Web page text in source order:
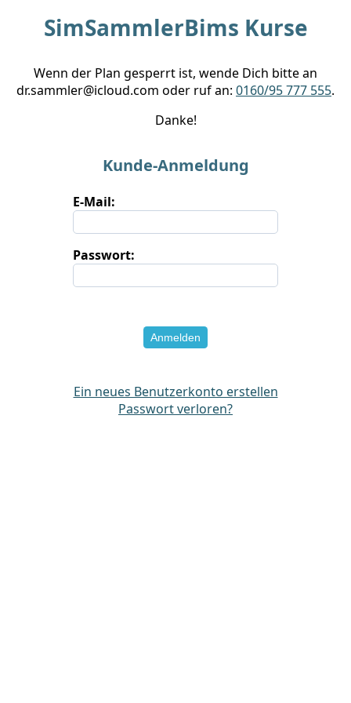
SimSammlerBims Kurse
Wenn der Plan gesperrt ist, wende Dich bitte an
dr.sammler@icloud.com oder ruf an: 0160/95 777 555.
Danke!
Kunde-Anmeldung
E-Mail:
Passwort:
Anmelden
Ein neues Benutzerkonto erstellen
Passwort verloren?